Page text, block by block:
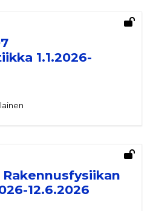
1.1.2026-
Rakennusfysiikan
12.6.2026